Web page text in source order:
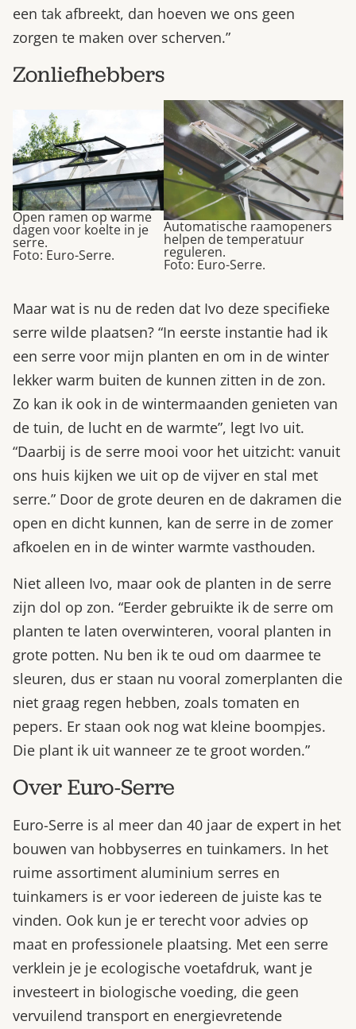
een tak afbreekt, dan hoeven we ons geen
zorgen te maken over scherven.”
Zonliefhebbers
Open ramen op warme
dagen voor koelte in je
serre.
Foto: Euro-Serre.
Automatische raamopeners
helpen de temperatuur
reguleren.
Foto: Euro-Serre.
Maar wat is nu de reden dat Ivo deze specifieke
serre wilde plaatsen? “In eerste instantie had ik
een serre voor mijn planten en om in de winter
lekker warm buiten de kunnen zitten in de zon.
Zo kan ik ook in de wintermaanden genieten van
de tuin, de lucht en de warmte”, legt Ivo uit.
“Daarbij is de serre mooi voor het uitzicht: vanuit
ons huis kijken we uit op de vijver en stal met
serre.” Door de grote deuren en de dakramen die
open en dicht kunnen, kan de serre in de zomer
afkoelen en in de winter warmte vasthouden.
Niet alleen Ivo, maar ook de planten in de serre
zijn dol op zon. “Eerder gebruikte ik de serre om
planten te laten overwinteren, vooral planten in
grote potten. Nu ben ik te oud om daarmee te
sleuren, dus er staan nu vooral zomerplanten die
niet graag regen hebben, zoals tomaten en
pepers. Er staan ook nog wat kleine boompjes.
Die plant ik uit wanneer ze te groot worden.”
Over Euro-Serre
Euro-Serre is al meer dan 40 jaar de expert in het
bouwen van hobbyserres en tuinkamers. In het
ruime assortiment aluminium serres en
tuinkamers is er voor iedereen de juiste kas te
vinden. Ook kun je er terecht voor advies op
maat en professionele plaatsing. Met een serre
verklein je je ecologische voetafdruk, want je
investeert in biologische voeding, die geen
vervuilend transport en energievretende